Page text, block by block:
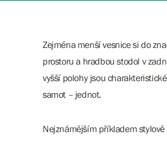
Zejména menší vesnice si do
prostoru a hradbou stodol v
vyšší polohy jsou
samot – jednot.
Nejznámějším příkladem